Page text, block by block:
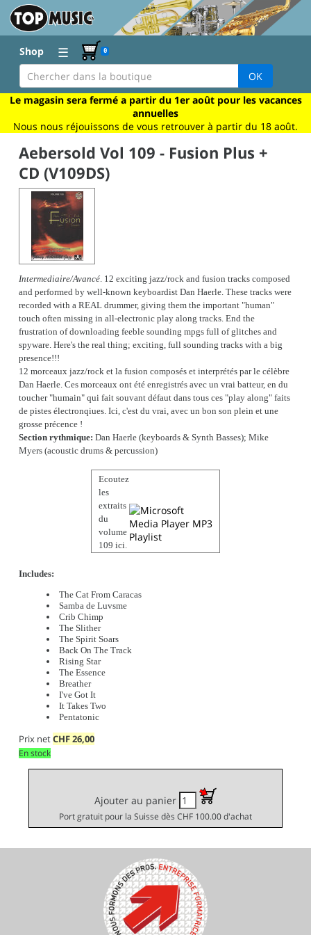
Shop ☰ 0
OK
Le magasin sera fermé a partir du 1er août pour les vacances
annuelles
Nous nous réjouissons de vous retrouver à partir du 18 août.
Aebersold Vol 109 - Fusion Plus +
CD (V109DS)
Intermediaire/Avancé . 12 exciting jazz/rock and fusion tracks composed
and performed by well-known keyboardist Dan Haerle. These tracks were
recorded with a REAL drummer, giving them the important "human"
touch often missing in all-electronic play along tracks. End the
frustration of downloading feeble sounding mpgs full of glitches and
spyware. Here's the real thing; exciting, full sounding tracks with a big
presence!!!
12 morceaux jazz/rock et la fusion composés et interprétés par le célèbre
Dan Haerle. Ces morceaux ont été enregistrés avec un vrai batteur, en du
toucher "humain" qui fait souvant défaut dans tous ces "play along" faits
de pistes électronqiues. Ici, c'est du vrai, avec un bon son plein et une
grosse précence !
Section rythmique: Dan Haerle (keyboards & Synth Basses); Mike
Myers (acoustic drums & percussion)
Ecoutez
les
extraits
du
volume
109 ici.
Includes:
The Cat From Caracas
Samba de Luvsme
Crib Chimp
The Slither
The Spirit Soars
Back On The Track
Rising Star
The Essence
Breather
I've Got It
It Takes Two
Pentatonic
Prix netCHF26,00
En stock
Ajouter au panier
Port gratuit pour la Suisse dès CHF 100.00 d'achat